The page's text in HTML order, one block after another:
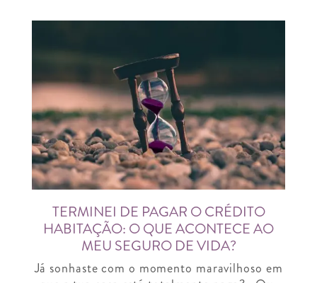
TERMINEI DE PAGAR O CRÉDITO
HABITAÇÃO: O QUE ACONTECE AO
MEU SEGURO DE VIDA?
Já sonhaste com o momento maravilhoso em